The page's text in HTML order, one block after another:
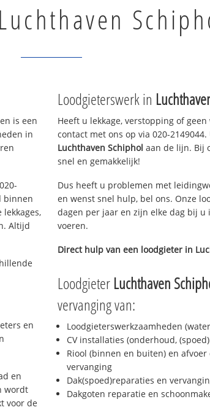
is een
in
binnen
Altijd
en
en
wordt
voor de
Loodgieterswerk in
Heeft u lekkage, verstopping of
contact met ons op via 020-
Luchthaven Schiphol aan de lijn. Bij
snel en gemakkelijk!
Dus heeft u problemen met
en wenst snel hulp, bel ons. Onze
dagen per jaar en zijn elke dag bij
voeren.
Direct hulp van een loodgieter in
Loodgieter Luchthaven
vervanging van:
Loodgieterswerkzaamheden
CV installaties (onderhoud,
Riool (binnen en buiten) en
vervanging
Dak(spoed)reparaties en
Dakgoten reparatie en